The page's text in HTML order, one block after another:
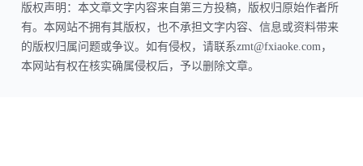
版权声明：本文章文字内容来自第三方投稿，版权归原始作者所
有。本网站不拥有其版权，也不承担文字内容、信息或资料带来
的版权归属问题或争议。如有侵权，请联系zmt@fxiaoke.com，
本网站有权在核实确属侵权后，予以删除文章。